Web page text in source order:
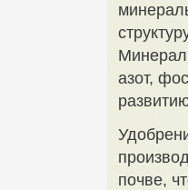
азот,
почве,